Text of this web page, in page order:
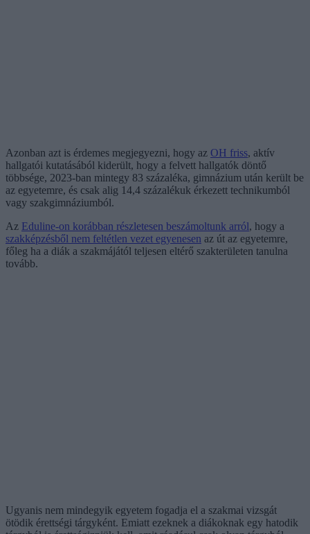
Azonban azt is érdemes megjegyezni, hogy az OH friss, aktív
hallgatói kutatásából kiderült, hogy a felvett hallgatók döntő
többsége, 2023-ban mintegy 83 százaléka, gimnázium után került be
az egyetemre, és csak alig 14,4 százalékuk érkezett technikumból
vagy szakgimnáziumból.
Az Eduline-on korábban részletesen beszámoltunk arról, hogy a
szakképzésből nem feltétlen vezet egyenesen az út az egyetemre,
főleg ha a diák a szakmájától teljesen eltérő szakterületen tanulna
tovább.
Ugyanis nem mindegyik egyetem fogadja el a szakmai vizsgát
ötödik érettségi tárgyként. Emiatt ezeknek a diákoknak egy hatodik